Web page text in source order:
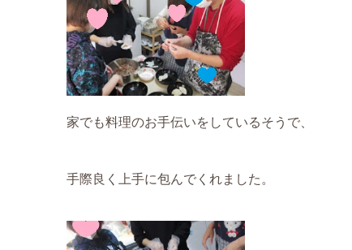
家でも料理のお手伝いをしているそうで、
手際良く上手に包んでくれました。